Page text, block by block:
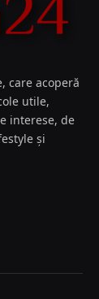
care acoperă
utile,
interese, de
și